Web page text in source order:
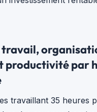
travail,
productivité par
travaillant 35 heures